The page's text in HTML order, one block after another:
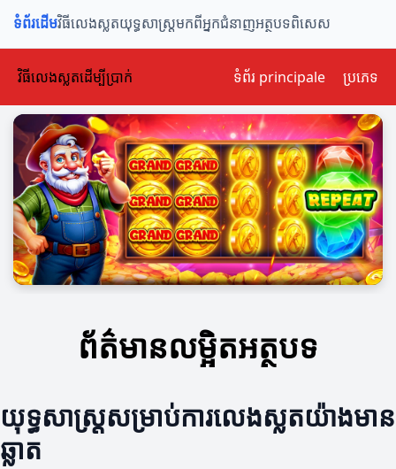
ទំព័រដើមវិធីលេងស្លតយុទ្ធសាស្ត្រមកពីអ្នកជំនាញអត្ថបទពិសេស
វិធីលេងស្លតដើម្បីប្រាក់ ទំព័រ principale ប្រភេទ
ព័ត៌មានលម្អិតអត្ថបទ
យុទ្ធសាស្ត្រសម្រាប់ការលេងស្លតយ៉ាងមាន
ឆ្លាត